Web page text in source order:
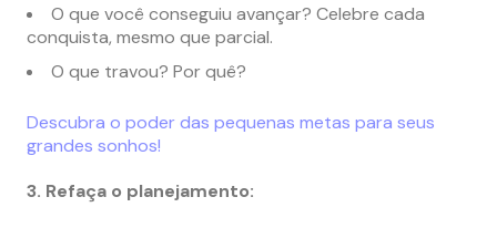
O que você conseguiu avançar? Celebre cada
conquista, mesmo que parcial.
O que travou? Por quê?
Descubra o poder das pequenas metas para seus
grandes sonhos!
3. Refaça o planejamento: